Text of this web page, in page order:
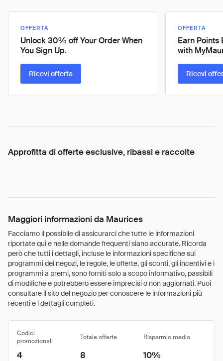
OFFERTA
Unlock 30% off Your Order When
You Sign Up.
Ricevi offerta
OFFERTA
Earn Points
with
Ricevi
Approfitta di offerte esclusive, ribassi e raccolte
Maggiori informazioni da Maurices
Facciamo il possibile di assicurarci che tutte le informazioni
riportate qui e nelle domande frequenti siano accurate. Ricorda
però che tutti i dettagli, incluse le informazioni specifiche sui
programmi dei negozi, le regole, le offerte, gli sconti, gli incentivi e i
programmi a premi, sono forniti solo a scopo informativo, passibili
di modifiche e potrebbero essere imprecisi o non aggiornati. Puoi
consultare il sito del negozio per conoscere le informazioni più
recenti e i dettagli completi.
Codici
promozionali
Totale offerte Risparmio medio
4 8 10%